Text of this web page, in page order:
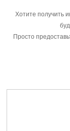
Хотите получить
Просто